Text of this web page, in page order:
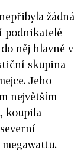
žádná
podnikatelé
něj hlavně v
skupina
Jeho
největším
koupila